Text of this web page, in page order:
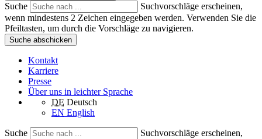
Suche
Suchvorschläge erscheinen,
wenn mindestens 2 Zeichen eingegeben werden. Verwenden Sie die
Pfeiltasten, um durch die Vorschläge zu navigieren.
Suche abschicken
Kontakt
Karriere
Presse
Über uns in leichter Sprache
DE Deutsch
EN English
Suche
Suchvorschläge erscheinen,